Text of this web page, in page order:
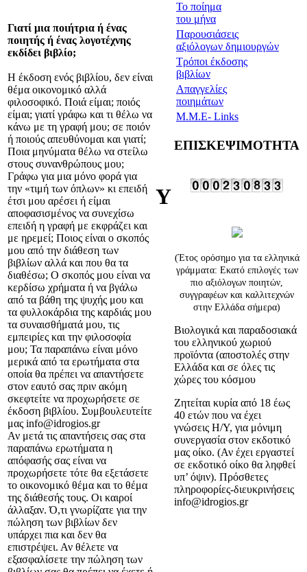
Γιατί μια ποιήτρια ή ένας
ποιητής ή ένας λογοτέχνης
εκδίδει βιβλίο;
Η έκδοση ενός βιβλίου, δεν είναι
θέμα οικονομικό αλλά
φιλοσοφικό. Ποιά είμαι; ποιός
είμαι; γιατί γράφω και τι θέλω να
κάνω με τη γραφή μου; σε ποιόν
ή ποιούς απευθύνομαι και γιατί;
Ποια μηνύματα θέλω να στείλω
στους συνανθρώπους μου;
Γράφω για μια μόνο φορά για
την «τιμή των όπλων» κι επειδή
έτσι μου αρέσει ή είμαι
αποφασισμένος να συνεχίσω
επειδή η γραφή με εκφράζει και
με ηρεμεί; Ποιος είναι ο σκοπός
μου από την διάθεση των
βιβλίων αλλά και που θα τα
διαθέσω; Ο σκοπός μου είναι να
κερδίσω χρήματα ή να βγάλω
από τα βάθη της ψυχής μου και
τα φυλλοκάρδια της καρδιάς μου
τα συναισθήματά μου, τις
εμπειρίες και την φιλοσοφία
μου; Τα παραπάνω είναι μόνο
μερικά από τα ερωτήματα στα
οποία θα πρέπει να απαντήσετε
στον εαυτό σας πριν ακόμη
σκεφτείτε να προχωρήσετε σε
έκδοση βιβλίου. Συμβουλευτείτε
μας info@idrogios.gr
Αν μετά τις απαντήσεις σας στα
παραπάνω ερωτήματα η
απόφασής σας είναι να
προχωρήσετε τότε θα εξετάσετε
το οικονομικό θέμα και το θέμα
της διάθεσής τους. Οι καιροί
άλλαξαν. Ό,τι γνωρίζατε για την
πώληση των βιβλίων δεν
υπάρχει πια και δεν θα
επιστρέψει. Αν θέλετε να
εξασφαλίσετε την πώληση των
Υ
Το ποίημα
του μήνα
Παρουσιάσεις
αξιόλογων δημιουργών
Τρόποι έκδοσης
βιβλίων
Απαγγελίες
ποιημάτων
Μ.Μ.Ε- Links
ΕΠΙΣΚΕΨΙΜΟΤΗΤΑ
(Έτος ορόσημο για τα ελληνικά
γράμματα: Εκατό επιλογές των
πιο αξιόλογων ποιητών,
συγγραφέων και καλλιτεχνών
στην Ελλάδα σήμερα)
Βιολογικά και παραδοσιακά
του ελληνικού χωριού
προϊόντα (αποστολές στην
Ελλάδα και σε όλες τις
χώρες του κόσμου
Ζητείται κυρία από 18 έως
40 ετών που να έχει
γνώσεις Η/Υ, για μόνιμη
συνεργασία στον εκδοτικό
μας οίκο. (Αν έχει εργαστεί
σε εκδοτικό οίκο θα ληφθεί
υπ’ όψιν). Πρόσθετες
πληροφορίες-διευκρινήσεις
info@idrogios.gr